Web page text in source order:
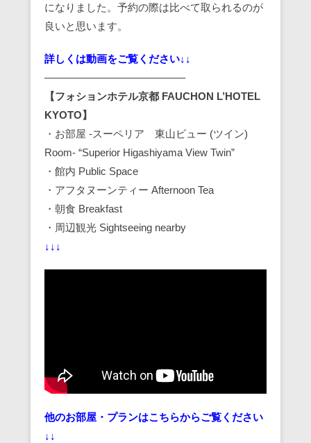
になりました。予約の際は比べて取られるのが
良いと思います。
詳しくは動画をご覧ください↓↓
—————————————–
【フォションホテル京都 FAUCHON L’HOTEL
KYOTO】
・お部屋 -スーペリア 東山ビュー (ツイン)
Room- “Superior Higashiyama View Twin”
・館内 Public Space
・アフタヌーンティー Afternoon Tea
・朝食 Breakfast
・周辺観光 Sightseeing nearby
↓↓↓
他のお部屋・プランはこちらからご覧ください
↓↓